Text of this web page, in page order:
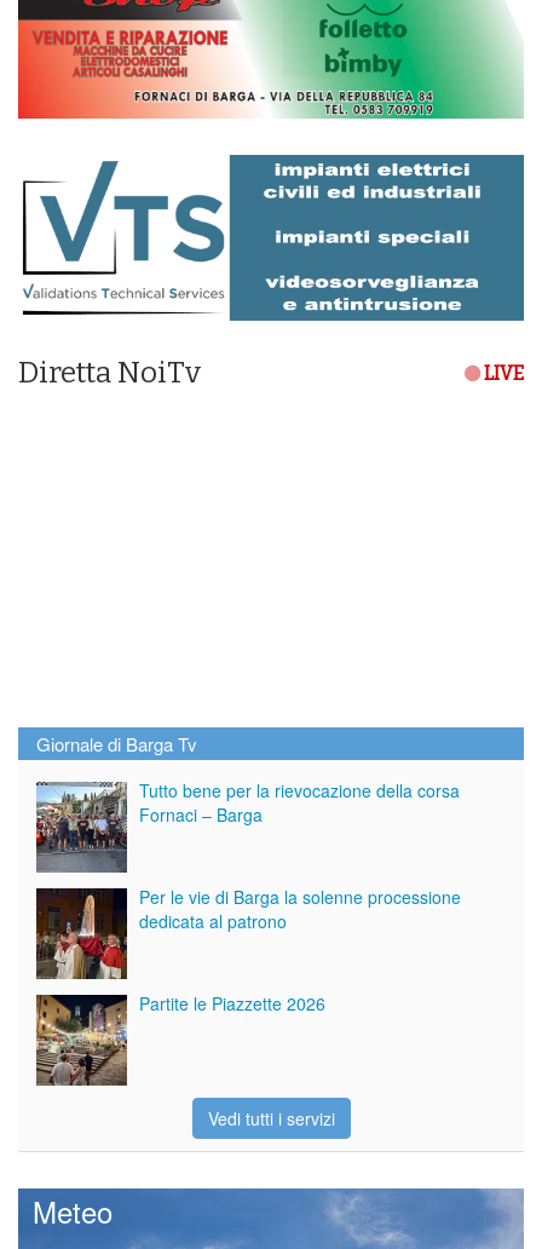
Diretta NoiTv LIVE
Giornale di Barga Tv
Tutto bene per la rievocazione della corsa
Fornaci – Barga
Per le vie di Barga la solenne processione
dedicata al patrono
Partite le Piazzette 2026
Vedi tutti i servizi
Meteo